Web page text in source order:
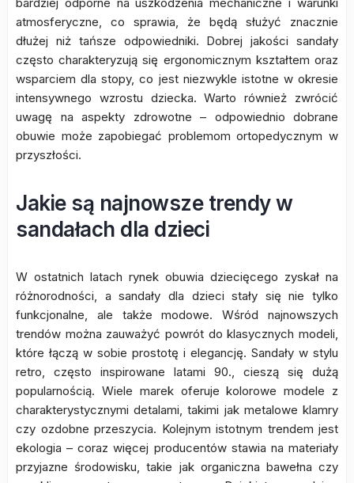
atmosferyczne, co sprawia, że będą służyć znacznie
dłużej niż tańsze odpowiedniki. Dobrej jakości sandały
często charakteryzują się ergonomicznym kształtem oraz
wsparciem dla stopy, co jest niezwykle istotne w okresie
intensywnego wzrostu dziecka. Warto również zwrócić
uwagę na aspekty zdrowotne – odpowiednio dobrane
obuwie może zapobiegać problemom ortopedycznym w
przyszłości.
Jakie są najnowsze trendy w
sandałach dla dzieci
W ostatnich latach rynek obuwia dziecięcego zyskał na
różnorodności, a sandały dla dzieci stały się nie tylko
funkcjonalne, ale także modowe. Wśród najnowszych
trendów można zauważyć powrót do klasycznych modeli,
które łączą w sobie prostotę i elegancję. Sandały w stylu
retro, często inspirowane latami 90., cieszą się dużą
popularnością. Wiele marek oferuje kolorowe modele z
charakterystycznymi detalami, takimi jak metalowe klamry
czy ozdobne przeszycia. Kolejnym istotnym trendem jest
ekologia – coraz więcej producentów stawia na materiały
przyjazne środowisku, takie jak organiczna bawełna czy